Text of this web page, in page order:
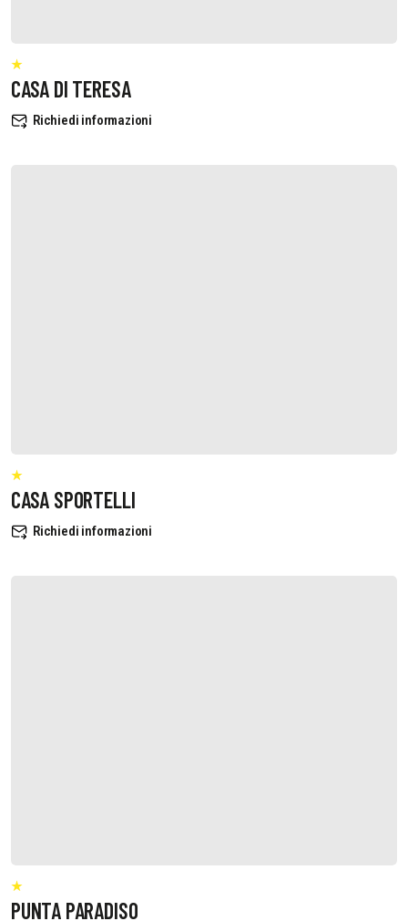
CASA DI TERESA
Richiedi informazioni
CASA SPORTELLI
Richiedi informazioni
PUNTA PARADISO